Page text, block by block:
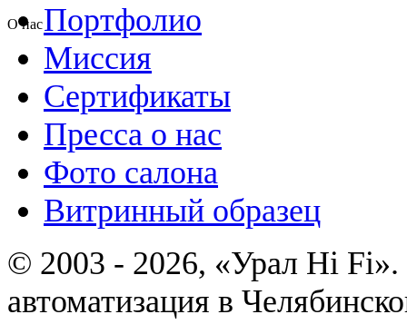
О насПортфолио
Миссия
Сертификаты
Пресса о нас
Фото салона
Витринный образец
© 2003 - 2026, «Урал Hi
автоматизация в